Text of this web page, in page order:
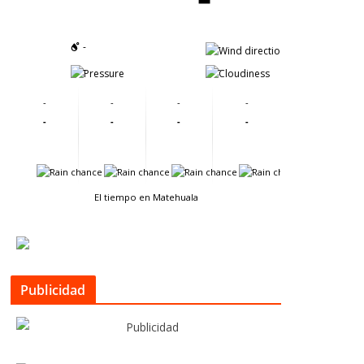
-
-
-
-
-
-
-
-
-
-
-
-
-
-
-
-
El tiempo en Matehuala
Publicidad